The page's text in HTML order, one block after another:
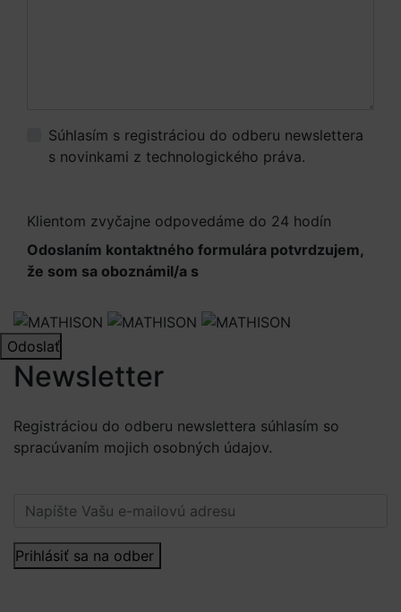
Súhlasím s registráciou do odberu newslettera
s novinkami z technologického práva.
Klientom zvyčajne odpovedáme do 24 hodín
Odoslaním kontaktného formulára potvrdzujem,
že som sa oboznámil/a s
Odoslať
Newsletter
Registráciou do odberu newslettera súhlasím so
spracúvaním mojich osobných údajov.
Prihlásiť sa na odber